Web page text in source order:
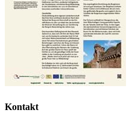
Kontakt